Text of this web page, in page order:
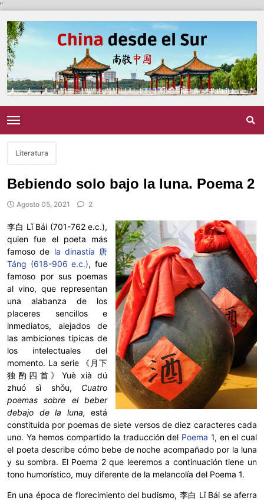
"
Literatura
Bebiendo solo bajo la luna. Poema 2
Agosto 05, 2021 2
李白 Lǐ Bái (701-762 e.c.),
quien fue el poeta más
famoso de la dinastía 唐
Táng (618-906 e.c.), fue
famoso por sus poemas
al vino, que representan
una alabanza de los
placeres sencillos e
inmediatos, alejados de
las ambiciones típicas de
los intelectuales del
momento. La serie
《月下
独酌四首》Yuè xià dú
zhuó sì shǒu, Cuatro
poemas sobre el beber
debajo de la luna, está
constituida por poemas de siete versos de diez caracteres cada
uno. Ya hemos compartido la traducción del Poema 1, en el cual
el poeta describe cómo bebe de noche acompañado por la luna
y su sombra. El Poema 2 que leeremos a continuación tiene un
tono humorístico, muy diferente de la melancolía del Poema 1.
En una época de florecimiento del budismo, 李白 Lǐ Bái se aferra